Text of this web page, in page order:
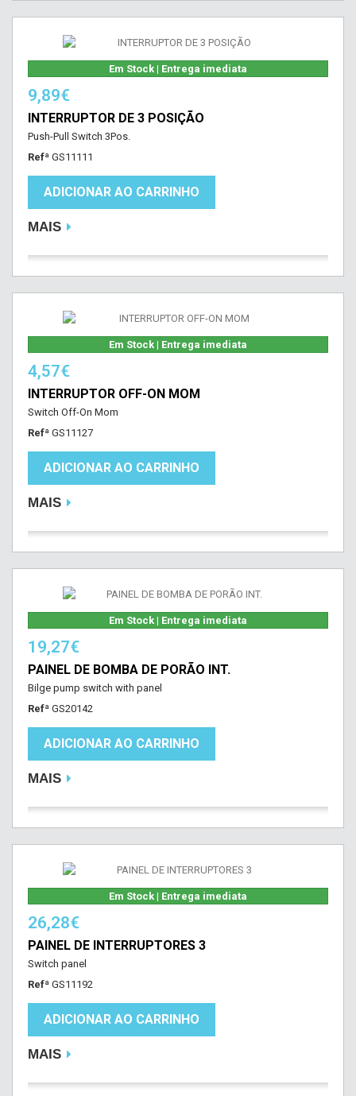
Em Stock | Entrega imediata
9,89€
INTERRUPTOR DE 3 POSIÇÃO
Push-Pull Switch 3Pos.
Refª GS11111
ADICIONAR AO CARRINHO
MAIS
Em Stock | Entrega imediata
4,57€
INTERRUPTOR OFF-ON MOM
Switch Off-On Mom
Refª GS11127
ADICIONAR AO CARRINHO
MAIS
Em Stock | Entrega imediata
19,27€
PAINEL DE BOMBA DE PORÃO INT.
Bilge pump switch with panel
Refª GS20142
ADICIONAR AO CARRINHO
MAIS
Em Stock | Entrega imediata
26,28€
PAINEL DE INTERRUPTORES 3
Switch panel
Refª GS11192
ADICIONAR AO CARRINHO
MAIS